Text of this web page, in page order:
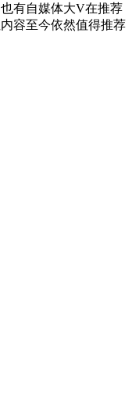
有自媒体大V在推荐
容至今依然值得推荐